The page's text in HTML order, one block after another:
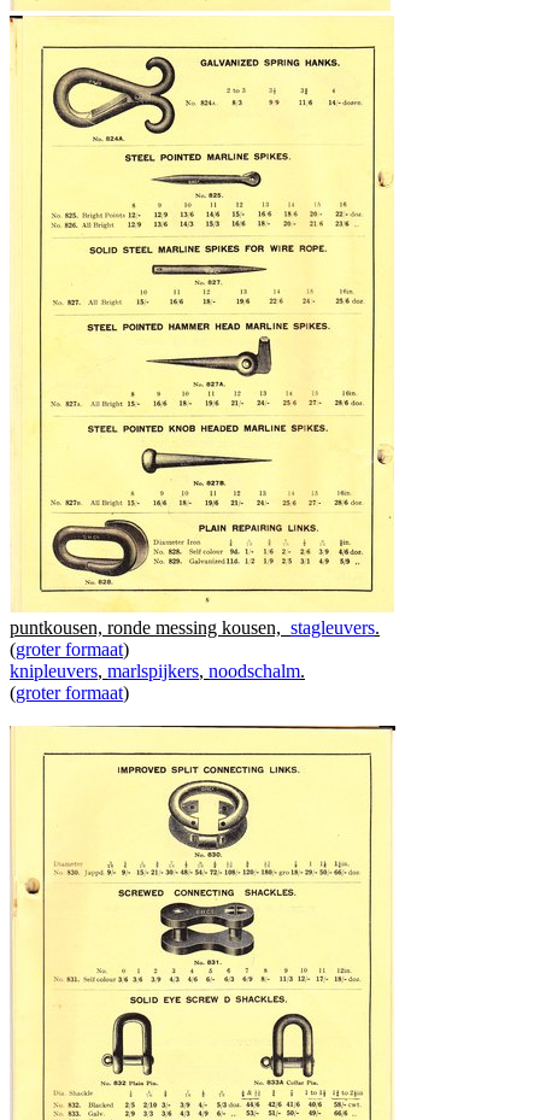
puntkousen, ronde messing kousen, stagleuvers.
(groter formaat)
knipleuvers, marlspijkers, noodschalm.
(groter formaat)